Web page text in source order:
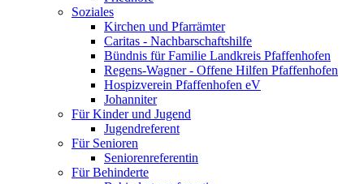
Soziales
Kirchen und Pfarrämter
Caritas - Nachbarschaftshilfe
Bündnis für Familie Landkreis Pfaffenhofen
Regens-Wagner - Offene Hilfen Pfaffenhofen
Hospizverein Pfaffenhofen eV
Johanniter
Für Kinder und Jugend
Jugendreferent
Für Senioren
Seniorenreferentin
Für Behinderte